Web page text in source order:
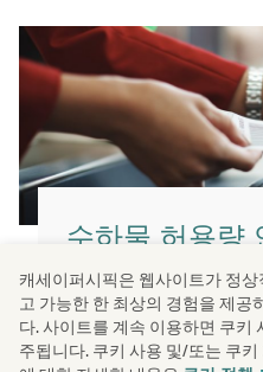
수하물 허용량
캐세이퍼시픽의 수하
준에서 수량 기준으로
자세히 보기
캐세이퍼시픽은 웹사이트가 정
고 가능한 한 최상의 경험을 제공
다. 사이트를 계속 이용하면 쿠키
주됩니다. 쿠키 사용 및/또는 쿠